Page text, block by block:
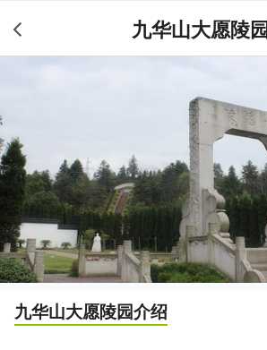
九华山大愿陵园
九华山大愿陵园介绍